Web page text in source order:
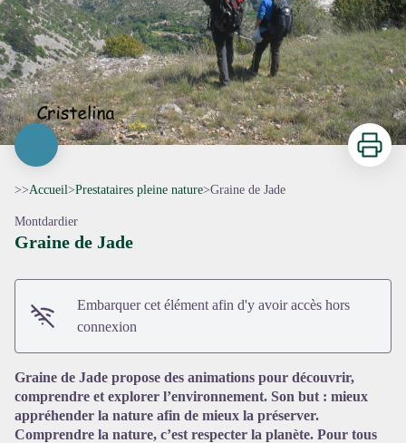
Voir l'image en plein écran
Imprimer
>>Accueil>Prestataires pleine nature>Graine de Jade
Montdardier
Graine de Jade
Embarquer cet élément afin d'y avoir accès hors
connexion
Graine de Jade propose des animations pour découvrir,
comprendre et explorer l’environnement. Son but : mieux
appréhender la nature afin de mieux la préserver.
Comprendre la nature, c’est respecter la planète. Pour tous